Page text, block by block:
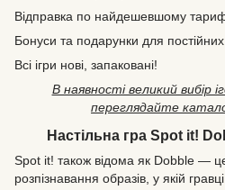
Відправка по найдешевшому
Бонуси та подарунки для постійних
Всі ігри нові, запаковані!
В наявності великий вибір
переглядайте
Настільна гра Spot it!
Spot it! також відома як Dobble —
розпізнавання образів, у якій